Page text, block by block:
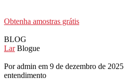
Obtenha amostras grátis
BLOG
Lar Blogue
Por admin em 9 de dezembro de 2025
entendimento